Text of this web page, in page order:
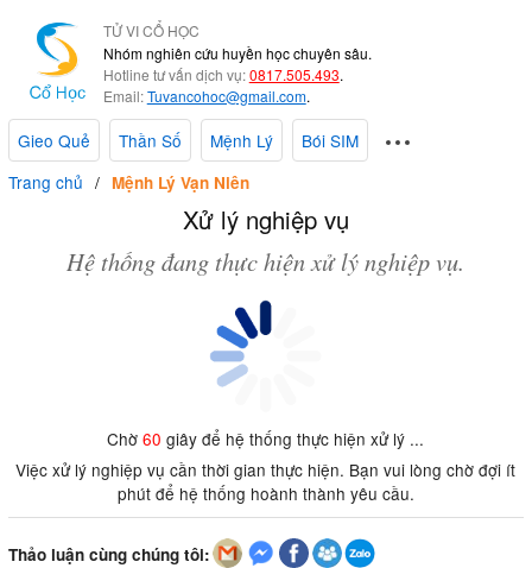
TỬ VI CỔ HỌC
Nhóm nghiên cứu huyền học chuyên sâu.
Hotline tư vấn dịch vụ:0817.505.493.
Email:Tuvancohoc@gmail.com.
Gieo Quẻ Thần Số Mệnh Lý
Bói SIM
Trang chủ
Mệnh Lý Vạn Niên
Xử lý nghiệp vụ
Hệ thống đang thực hiện xử lý nghiệp vụ.
Chờ60 giây để hệ thống thực hiện xử lý ...
Việc xử lý nghiệp vụ cần thời gian thực hiện. Bạn vui lòng chờ đợi ít
phút để hệ thống hoành thành yêu cầu.
Thảo luận cùng chúng tôi: